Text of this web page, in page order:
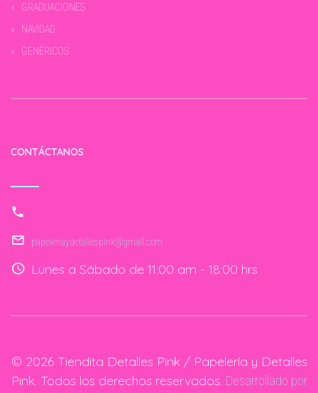
GRADUACIONES
NAVIDAD
GENÉRICOS
CONTÁCTANOS
papeleriaydetallespink@gmail.com
Lunes a Sábado de 11:00 am - 18:00 hrs
© 2026 Tiendita Detalles Pink / Papelería y Detalles
Pink. Todos los derechos reservados. Desarrollado por